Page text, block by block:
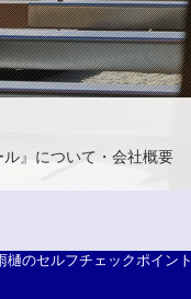
ル』について・会社概要
のセルフチェックポイント